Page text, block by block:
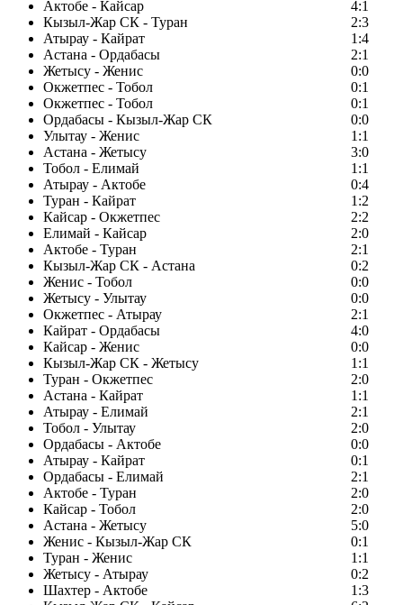
Актобе - Кайсар
4:1
Кызыл-Жар СК - Туран
2:3
Атырау - Кайрат
1:4
Астана - Ордабасы
2:1
Жетысу - Женис
0:0
Окжетпес - Тобол
0:1
Окжетпес - Тобол
0:1
Ордабасы - Кызыл-Жар СК
0:0
Улытау - Женис
1:1
Астана - Жетысу
3:0
Тобол - Елимай
1:1
Атырау - Актобе
0:4
Туран - Кайрат
1:2
Кайсар - Окжетпес
2:2
Елимай - Кайсар
2:0
Актобе - Туран
2:1
Кызыл-Жар СК - Астана
0:2
Женис - Тобол
0:0
Жетысу - Улытау
0:0
Окжетпес - Атырау
2:1
Кайрат - Ордабасы
4:0
Кайсар - Женис
0:0
Кызыл-Жар СК - Жетысу
1:1
Туран - Окжетпес
2:0
Астана - Кайрат
1:1
Атырау - Елимай
2:1
Тобол - Улытау
2:0
Ордабасы - Актобе
0:0
Атырау - Кайрат
0:1
Ордабасы - Елимай
2:1
Актобе - Туран
2:0
Кайсар - Тобол
2:0
Астана - Жетысу
5:0
Женис - Кызыл-Жар СК
0:1
Туран - Женис
1:1
Жетысу - Атырау
0:2
Шахтер - Актобе
1:3